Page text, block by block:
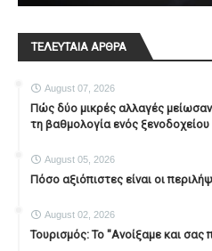
ΤΕΛΕΥΤΑΙΑ ΑΡΘΡΑ
August 07, 2026
Πώς δύο μικρές αλλαγές
τη βαθμολογία ενός ξενοδοχείου
August 05, 2026
Πόσο αξιόπιστες είναι οι
August 02, 2026
Τουρισμός: Το "Ανοίξαμε και σας